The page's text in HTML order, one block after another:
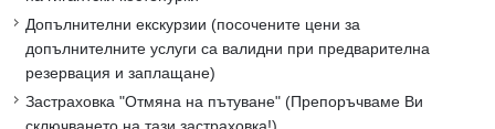
Допълнителни екскурзии (посочените цени за
допълнителните услуги са валидни при предварителна
резервация и заплащане)
Застраховка "Отмяна на пътуване" (Препоръчваме Ви